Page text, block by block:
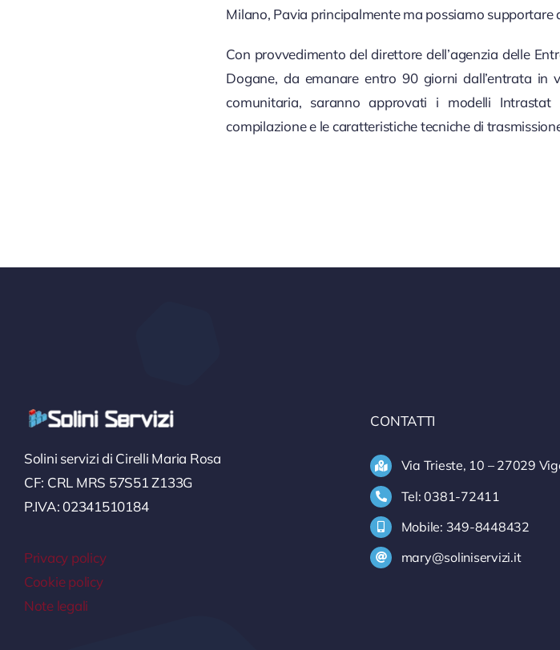
Milano, Pavia principalmente ma possiamo supportare
Con provvedimento del direttore dell’agenzia delle
Dogane, da emanare entro 90 giorni dall’entrata in
comunitaria, saranno approvati i modelli
compilazione e le caratteristiche tecniche di
Solini servizi di Cirelli Maria Rosa
CF: CRL MRS 57S51 Z133G
P.IVA: 02341510184
Privacy policy
Cookie policy
Note legali
CONTATTI
Via Trieste, 10 – 27029
Tel: 0381-72411
Mobile: 349-8448432
mary@soliniservizi.it